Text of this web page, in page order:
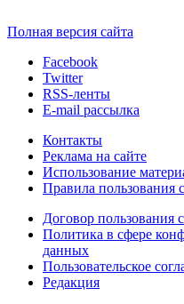
Полная версия сайта
Facebook
Twitter
RSS-ленты
E-mail рассылка
Контакты
Реклама на сайте
Использование
Правила пользования
Договор пользования
Политика в сфере
данных
Пользовательское
Редакция